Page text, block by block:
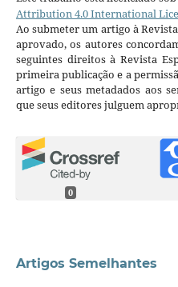
Attribution 4.0 International
Ao submeter um artigo à
aprovado, os autores
seguintes direitos à Revista
primeira publicação e a
artigo e seus metadados aos
que seus editores julguem
0
Artigos Semelhantes